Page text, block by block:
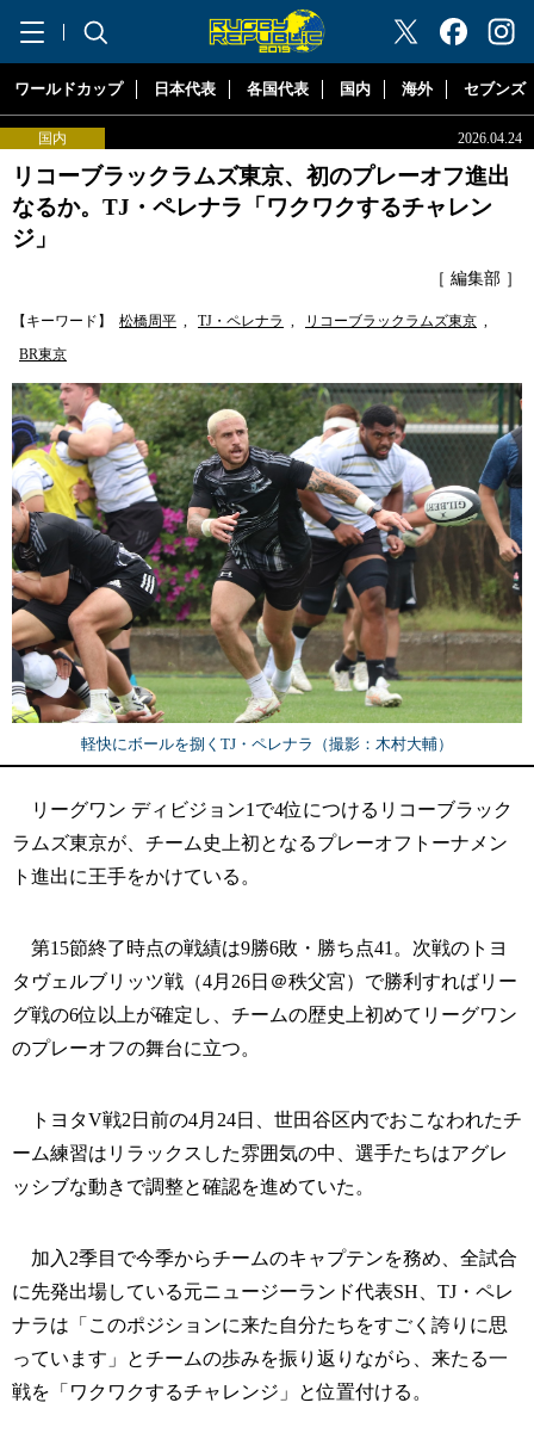
"ラグビーリパブリック"
ワールドカップ 日本代表 各国代表 国内 海外 セブンズ
国内 2026.04.24
リコーブラックラムズ東京、初のプレーオフ進出
なるか。TJ・ペレナラ「ワクワクするチャレン
ジ」
［ 編集部 ］
【キーワード】 松橋周平 , TJ・ペレナラ , リコーブラックラムズ東京 ,
BR東京
軽快にボールを捌くTJ・ペレナラ（撮影：木村大輔）
リーグワン ディビジョン1で4位につけるリコーブラック
ラムズ東京が、チーム史上初となるプレーオフトーナメン
ト進出に王手をかけている。
第15節終了時点の戦績は9勝6敗・勝ち点41。次戦のトヨ
タヴェルブリッツ戦（4月26日＠秩父宮）で勝利すればリー
グ戦の6位以上が確定し、チームの歴史上初めてリーグワン
のプレーオフの舞台に立つ。
トヨタV戦2日前の4月24日、世田谷区内でおこなわれたチ
ーム練習はリラックスした雰囲気の中、選手たちはアグレ
ッシブな動きで調整と確認を進めていた。
加入2季目で今季からチームのキャプテンを務め、全試合
に先発出場している元ニュージーランド代表SH、TJ・ペレ
ナラは「このポジションに来た自分たちをすごく誇りに思
っています」とチームの歩みを振り返りながら、来たる一
戦を「ワクワクするチャレンジ」と位置付ける。